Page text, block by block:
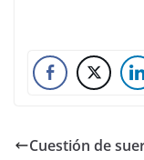
Cuestión de